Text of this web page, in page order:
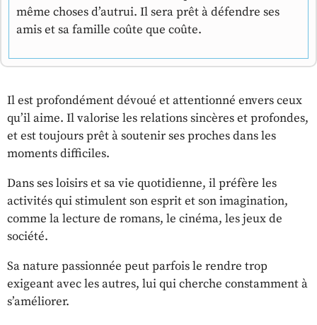
même choses d’autrui. Il sera prêt à défendre ses
amis et sa famille coûte que coûte.
Il est profondément dévoué et attentionné envers ceux
qu’il aime. Il valorise les relations sincères et profondes,
et est toujours prêt à soutenir ses proches dans les
moments difficiles.
Dans ses loisirs et sa vie quotidienne, il préfère les
activités qui stimulent son esprit et son imagination,
comme la lecture de romans, le cinéma, les jeux de
société.
Sa nature passionnée peut parfois le rendre trop
exigeant avec les autres, lui qui cherche constamment à
s’améliorer.